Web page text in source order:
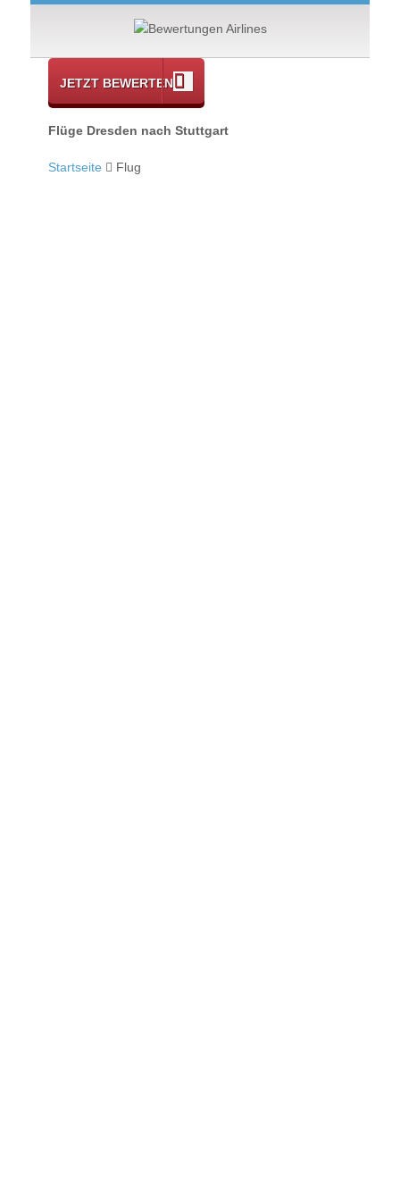
JETZT BEWERTEN
Flüge Dresden nach Stuttgart
Startseite Flug